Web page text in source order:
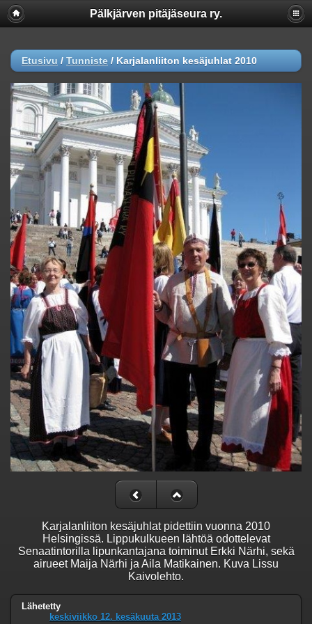
Pälkjärven pitäjäseura ry.
Etusivu / Tunniste / Karjalanliiton kesäjuhlat 2010
Karjalanliiton kesäjuhlat pidettiin vuonna 2010
Helsingissä. Lippukulkueen lähtöä odottelevat
Senaatintorilla lipunkantajana toiminut Erkki Närhi, sekä
airueet Maija Närhi ja Aila Matikainen. Kuva Lissu
Kaivolehto.
Lähetetty
keskiviikko 12. kesäkuuta 2013